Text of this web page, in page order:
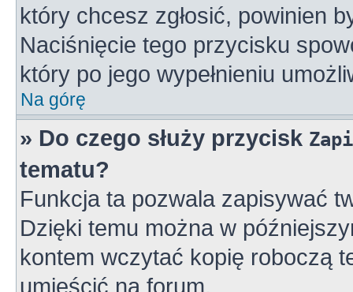
który chcesz zgłosić, powinien
Naciśnięcie tego przycisku
który po jego wypełnieniu
Na górę
» Do czego służy przycisk
tematu?
Funkcja ta pozwala zapisywać
Dzięki temu można w
kontem wczytać kopię roboczą
umieścić na forum.